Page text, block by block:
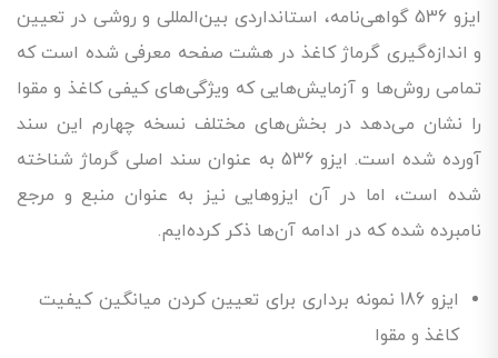
ایزو 536 گواهی‌نامه، استانداردی بین‌المللی و روشی در تعیین
و اندازه‌گیری گرماژ کاغذ در هشت صفحه معرفی شده است که
تمامی روش‌ها و آزمایش‌هایی که ویژگی‌های کیفی کاغذ و مقوا
را نشان می‌دهد در بخش‌های مختلف نسخه چهارم این سند
آورده شده است. ایزو 536 به عنوان سند اصلی گرماژ شناخته
شده است، اما در آن ایزوهایی نیز به عنوان منبع و مرجع
نامبرده شده که در ادامه آن‌ها ذکر کرده‌ایم.
ایزو 186 نمونه برداری برای تعیین کردن میانگین کیفیت
کاغذ و مقوا